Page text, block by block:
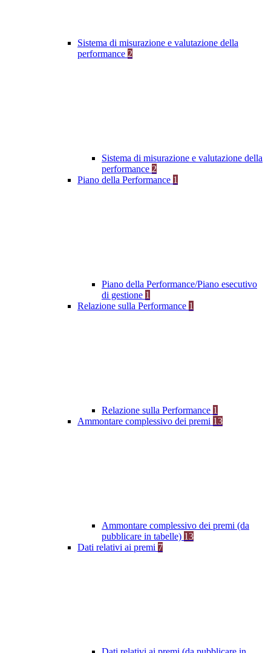
Sistema di misurazione e valutazione della
performance 2
Sistema di misurazione e valutazione della
performance 2
Piano della Performance 1
Piano della Performance/Piano esecutivo
di gestione 1
Relazione sulla Performance 1
Relazione sulla Performance 1
Ammontare complessivo dei premi 13
Ammontare complessivo dei premi (da
pubblicare in tabelle) 13
Dati relativi ai premi 7